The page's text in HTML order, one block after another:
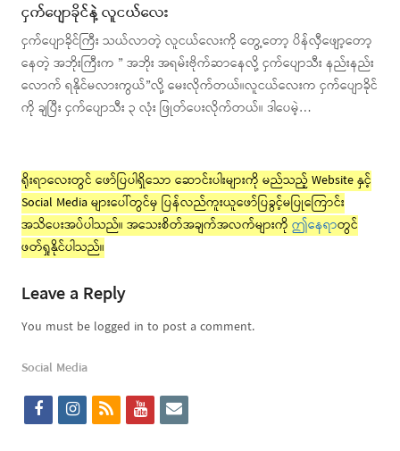
ငှက်ပျောခိုင်နဲ့ လူငယ်လေး
ငှက်ပျောခိုင်ကြီး သယ်လာတဲ့ လူငယ်လေးကို တွေ့တော့ ပိန်လှီဖျော့တော့
နေတဲ့ အဘိုးကြီးက ” အဘိုး အရမ်းဗိုက်ဆာနေလို့ ငှက်ပျောသီး နည်းနည်း
လောက် ရနိုင်မလားကွယ်”လို့ မေးလိုက်တယ်။လူငယ်လေးက ငှက်ပျောခိုင်
ကို ချပြီး ငှက်ပျောသီး ၃ လုံး ဖြုတ်ပေးလိုက်တယ်။ ဒါပေမဲ့…
ရိုးရာလေးတွင် ဖော်ပြပါရှိသော ဆောင်းပါးများကို မည်သည့် Website နှင့်
Social Media များပေါ်တွင်မှ ပြန်လည်ကူးယူဖော်ပြခွင့်မပြုကြောင်း
အသိပေးအပ်ပါသည်။ အသေးစိတ်အချက်အလက်များကို ဤနေရာတွင်
ဖတ်ရှုနိုင်ပါသည်။
Leave a Reply
You must be logged in to post a comment.
Social Media
f
i
r
y
e